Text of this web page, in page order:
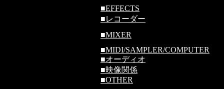
■EFFECTS
■レコーダー
■MIXER
■MIDI/SAMPLER/COMPUTER
■オーディオ
■映像関係
■OTHER